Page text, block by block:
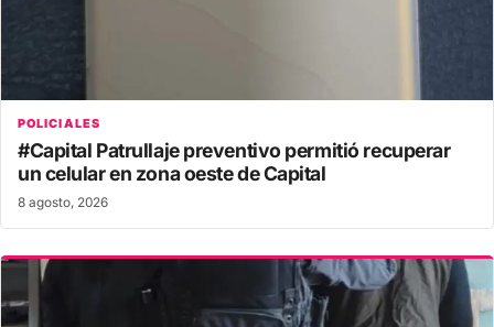
POLICIALES
#Capital Patrullaje preventivo permitió recuperar
un celular en zona oeste de Capital
8 agosto, 2026